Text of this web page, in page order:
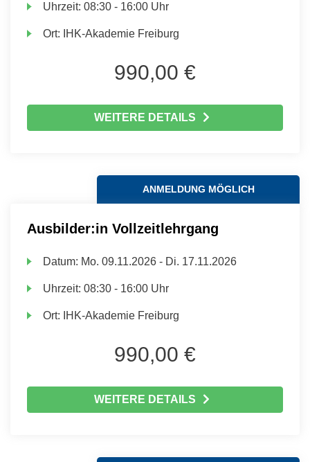
Uhrzeit:08:30 - 16:00 Uhr
Ort: IHK-Akademie Freiburg
990,00 €
WEITERE DETAILS
ANMELDUNG MÖGLICH
Ausbilder:in Vollzeitlehrgang
Datum: Mo. 09.11.2026 - Di. 17.11.2026
Uhrzeit:08:30 - 16:00 Uhr
Ort: IHK-Akademie Freiburg
990,00 €
WEITERE DETAILS